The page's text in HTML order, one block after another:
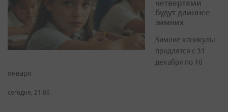
четвертями
будут длиннее
зимних
Зимние каникулы
продлятся с 31
декабря по 10
января
сегодня, 21:06